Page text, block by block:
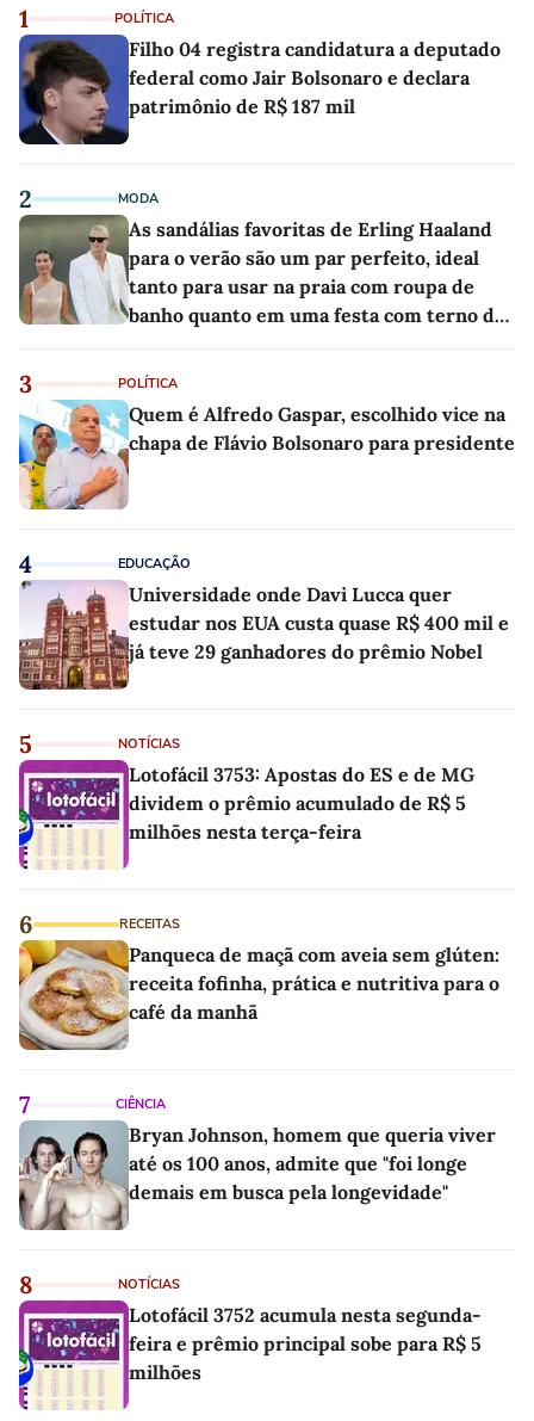
1 POLÍTICA
Filho 04 registra candidatura a deputado
federal como Jair Bolsonaro e declara
patrimônio de R$ 187 mil
2 MODA
As sandálias favoritas de Erling Haaland
para o verão são um par perfeito, ideal
tanto para usar na praia com roupa de
banho quanto em uma festa com terno de
3 POLÍTICA
Quem é Alfredo Gaspar, escolhido vice na
chapa de Flávio Bolsonaro para presidente
4 EDUCAÇÃO
Universidade onde Davi Lucca quer
estudar nos EUA custa quase R$ 400 mil e
já teve 29 ganhadores do prêmio Nobel
5 NOTÍCIAS
Lotofácil 3753: Apostas do ES e de MG
dividem o prêmio acumulado de R$ 5
milhões nesta terça-feira
6 RECEITAS
Panqueca de maçã com aveia sem glúten:
receita fofinha, prática e nutritiva para o
café da manhã
7 CIÊNCIA
Bryan Johnson, homem que queria viver
até os 100 anos, admite que "foi longe
demais em busca pela longevidade"
8 NOTÍCIAS
Lotofácil 3752 acumula nesta segunda-
feira e prêmio principal sobe para R$ 5
milhões